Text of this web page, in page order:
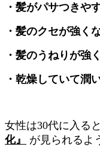
・髪がパサつきや
・髪のクセが強く
・髪のうねりが強
・乾燥していて潤
女性は30代に入る
化』
が見られるよ